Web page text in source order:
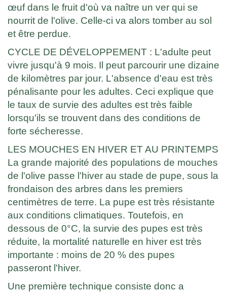
œuf dans le fruit d'où va naître un ver qui se
nourrit de l'olive. Celle-ci va alors tomber au sol
et être perdue.
CYCLE DE DÉVELOPPEMENT : L'adulte peut
vivre jusqu'à 9 mois. Il peut parcourir une dizaine
de kilomètres par jour. L'absence d'eau est très
pénalisante pour les adultes. Ceci explique que
le taux de survie des adultes est très faible
lorsqu'ils se trouvent dans des conditions de
forte sécheresse.
LES MOUCHES EN HIVER ET AU PRINTEMPS
La grande majorité des populations de mouches
de l'olive passe l'hiver au stade de pupe, sous la
frondaison des arbres dans les premiers
centimètres de terre. La pupe est très résistante
aux conditions climatiques. Toutefois, en
dessous de 0°C, la survie des pupes est très
réduite, la mortalité naturelle en hiver est très
importante : moins de 20 % des pupes
passeront l'hiver.
Une première technique consiste donc a